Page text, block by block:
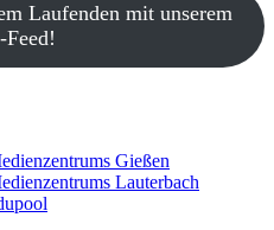
Laufenden mit unserem
Feed!
Gießen
Lauterbach